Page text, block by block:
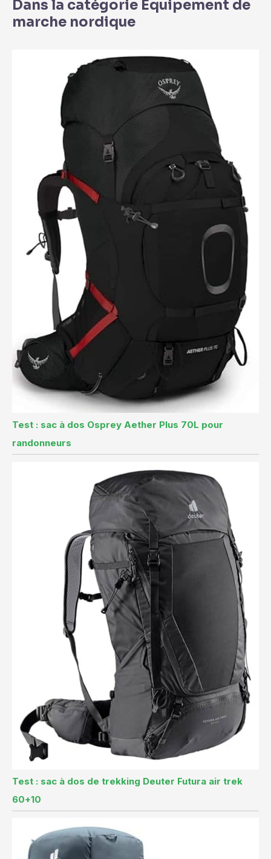
Dans la catégorie Équipement de
marche nordique
Test : sac à dos Osprey Aether Plus 70L pour
randonneurs
Test : sac à dos de trekking Deuter Futura air trek
60+10